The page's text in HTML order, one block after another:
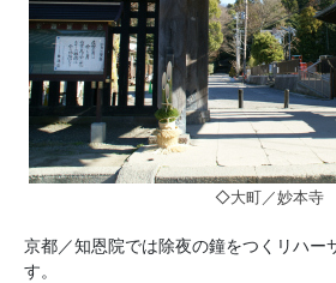
◇大町／妙本寺
京都／知恩院では除夜の鐘をつくリハー
す。